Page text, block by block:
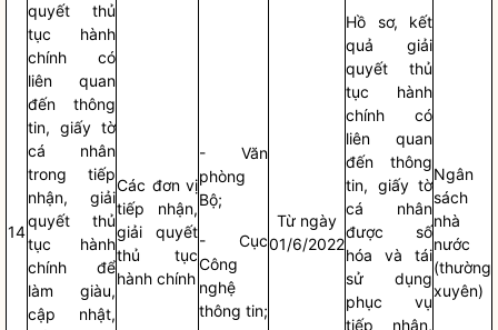
14
quyết thủ
tục hành
chính có
liên quan
đến thông
tin, giấy tờ
cá nhân
trong tiếp
nhận, giải
quyết thủ
tục hành
chính để
làm giàu,
cập nhật,
Các đơn vị
tiếp nhận,
giải quyết
thủ tục
hành chính
- Văn
phòng
Bộ;
- Cục
Công
nghệ
thông tin;
Từ ngày
01/6/2022
Hồ sơ, kết
quả giải
quyết thủ
tục hành
chính có
liên quan
đến thông
tin, giấy tờ
cá nhân
được số
hóa và tái
sử dụng
phục vụ
tiếp nhận,
Ngân
sách
nhà
nước
(thường
xuyên)